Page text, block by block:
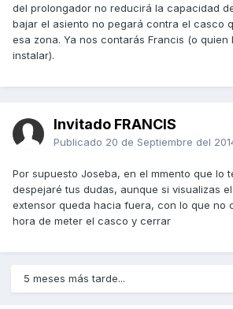
del prolongador no reducirá la capacidad
bajar el asiento no pegará contra el casco
esa zona. Ya nos contarás Francis (o quien
instalar).
Invitado FRANCIS
Publicado 20 de Septiembre del
Por supuesto Joseba, en el mmento que lo
despejaré tus dudas, aunque si visualizas
extensor queda hacia fuera, con lo que no
hora de meter el casco y cerrar
5 meses más tarde...